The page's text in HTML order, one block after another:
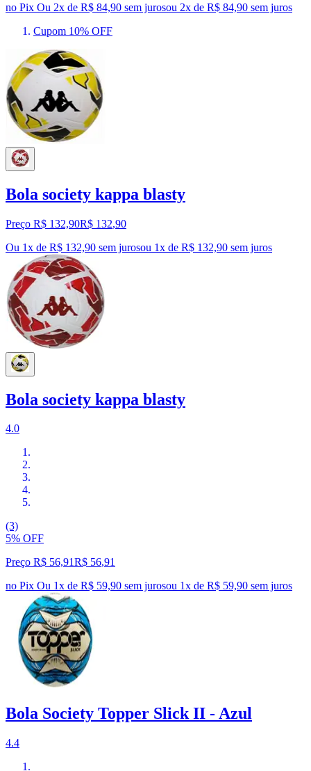
no Pix Ou 2x de R$ 84,90 sem jurosou 2x de R$ 84,90 sem juros
Cupom 10% OFF
Bola society kappa blasty
Preço R$ 132,90R$ 132,90
Ou 1x de R$ 132,90 sem jurosou 1x de R$ 132,90 sem juros
Bola society kappa blasty
4.0
(3)
5% OFF
Preço R$ 56,91R$ 56,91
no Pix Ou 1x de R$ 59,90 sem jurosou 1x de R$ 59,90 sem juros
Bola Society Topper Slick II - Azul
4.4